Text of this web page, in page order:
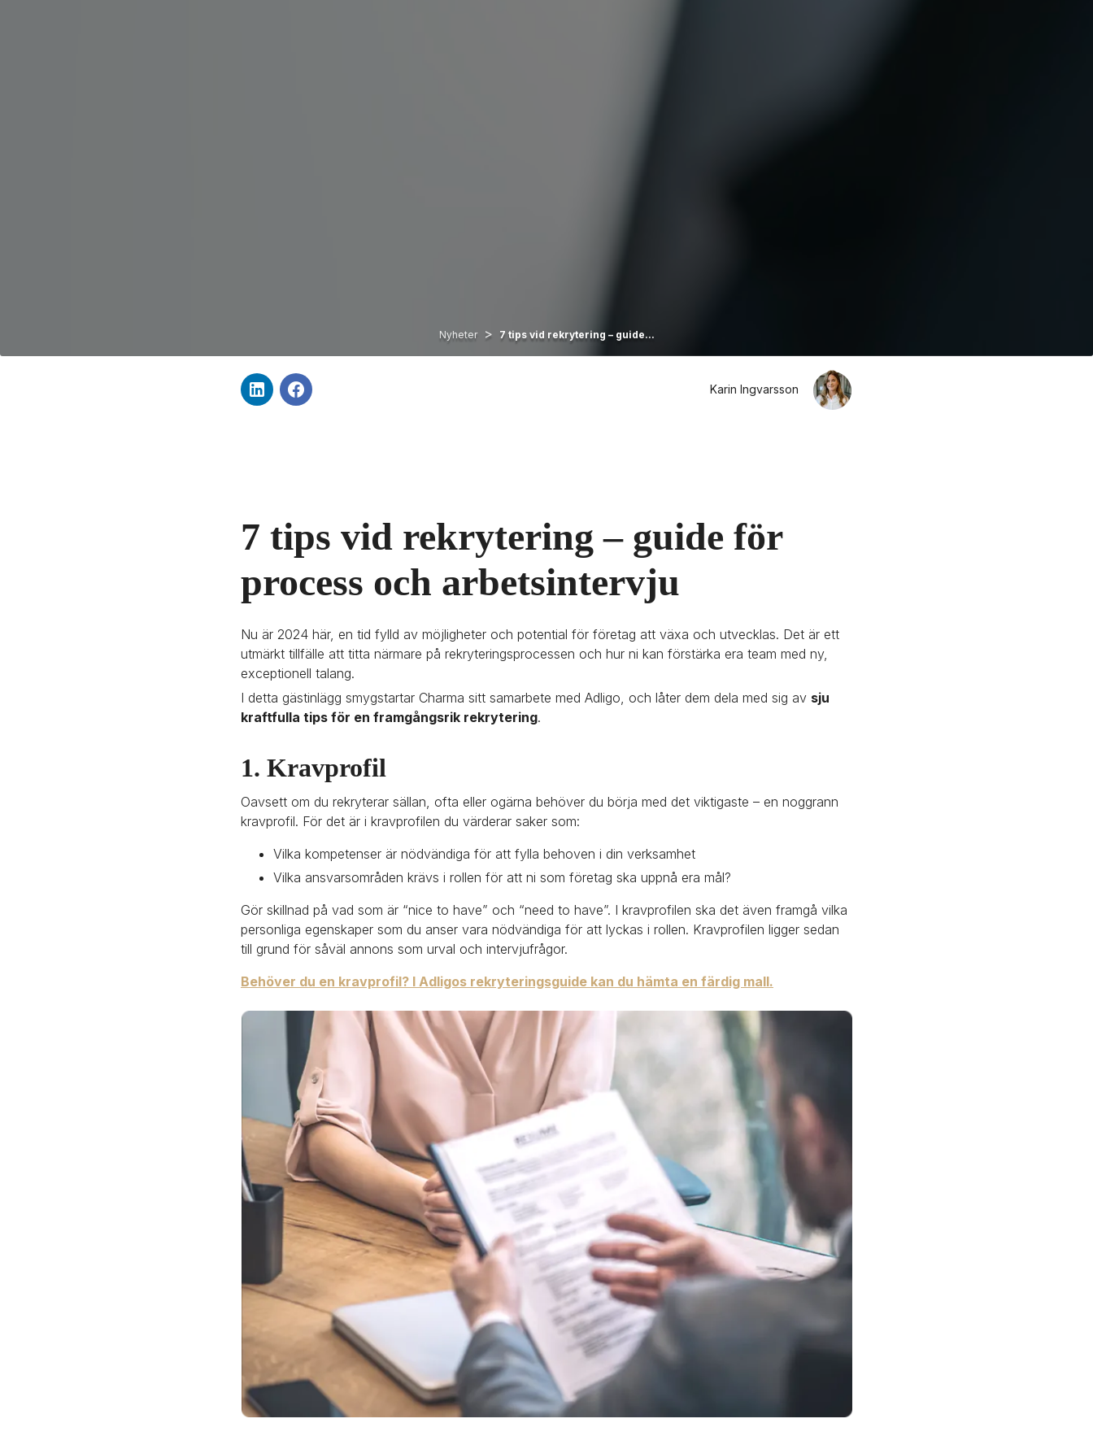
Nyheter > 7 tips vid rekrytering – guide...
Karin Ingvarsson
7 tips vid rekrytering – guide för
process och arbetsintervju
Nu är 2024 här, en tid fylld av möjligheter och potential för företag att växa och utvecklas. Det är ett
utmärkt tillfälle att titta närmare på rekryteringsprocessen och hur ni kan förstärka era team med ny,
exceptionell talang.
I detta gästinlägg smygstartar Charma sitt samarbete med Adligo, och låter dem dela med sig av sju
kraftfulla tips för en framgångsrik rekrytering.
1. Kravprofil
Oavsett om du rekryterar sällan, ofta eller ogärna behöver du börja med det viktigaste – en noggrann
kravprofil. För det är i kravprofilen du värderar saker som:
Vilka kompetenser är nödvändiga för att fylla behoven i din verksamhet
Vilka ansvarsområden krävs i rollen för att ni som företag ska uppnå era mål?
Gör skillnad på vad som är “nice to have” och “need to have”. I kravprofilen ska det även framgå vilka
personliga egenskaper som du anser vara nödvändiga för att lyckas i rollen. Kravprofilen ligger sedan
till grund för såväl annons som urval och intervjufrågor.
Behöver du en kravprofil? I Adligos rekryteringsguide kan du hämta en färdig mall.